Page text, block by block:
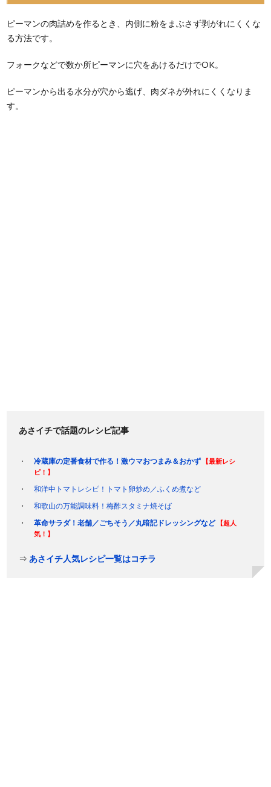
ピーマンの肉詰めを作るとき、内側に粉をまぶさず剥がれにくくな
る方法です。
フォークなどで数か所ピーマンに穴をあけるだけでOK。
ピーマンから出る水分が穴から逃げ、肉ダネが外れにくくなりま
す。
あさイチで話題のレシピ記事
冷蔵庫の定番食材で作る！激ウマおつまみ＆おかず
【最新レシ
ピ！】
和洋中トマトレシピ！トマト卵炒め／ふくめ煮など
和歌山の万能調味料！梅酢スタミナ焼そば
革命サラダ！老舗／ごちそう／丸暗記ドレッシングなど
【超人
気！】
⇒ あさイチ人気レシピ一覧はコチラ